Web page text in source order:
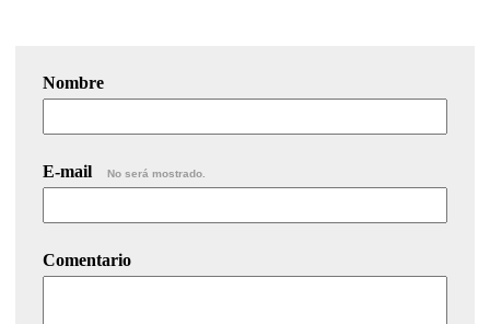
Nombre
E-mail No será mostrado.
Comentario